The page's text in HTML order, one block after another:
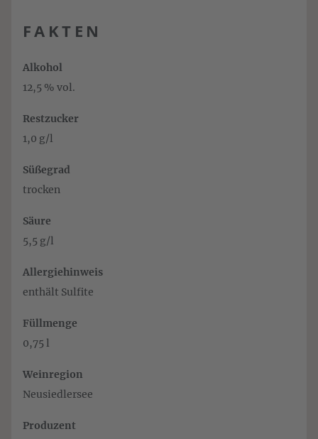
FAKTEN
Alkohol
12,5 % vol.
Restzucker
1,0 g/l
Süßegrad
trocken
Säure
5,5 g/l
Allergiehinweis
enthält Sulfite
Füllmenge
0,75 l
Weinregion
Neusiedlersee
Produzent